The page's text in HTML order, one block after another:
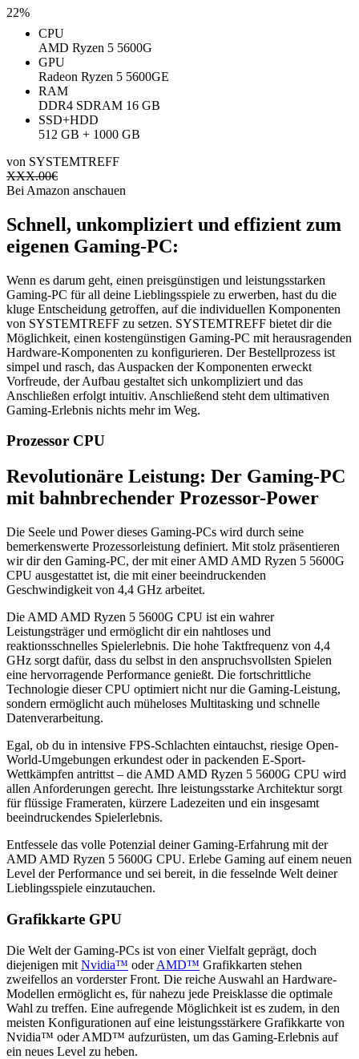
22%
CPU
AMD Ryzen 5 5600G
GPU
Radeon Ryzen 5 5600GE
RAM
‎DDR4 SDRAM ‎16 GB
SSD+HDD
512 GB + 1000 GB
von SYSTEMTREFF
XXX.00€
Bei Amazon anschauen
Schnell, unkompliziert und effizient zum
eigenen Gaming-PC:
Wenn es darum geht, einen preisgünstigen und leistungsstarken
Gaming-PC für all deine Lieblingsspiele zu erwerben, hast du die
kluge Entscheidung getroffen, auf die individuellen Komponenten
von SYSTEMTREFF zu setzen. SYSTEMTREFF bietet dir die
Möglichkeit, einen kostengünstigen Gaming-PC mit herausragenden
Hardware-Komponenten zu konfigurieren. Der Bestellprozess ist
simpel und rasch, das Auspacken der Komponenten erweckt
Vorfreude, der Aufbau gestaltet sich unkompliziert und das
Anschließen erfolgt intuitiv. Anschließend steht dem ultimativen
Gaming-Erlebnis nichts mehr im Weg.
Prozessor CPU
Revolutionäre Leistung: Der Gaming-PC
mit bahnbrechender Prozessor-Power
Die Seele und Power dieses Gaming-PCs wird durch seine
bemerkenswerte Prozessorleistung definiert. Mit stolz präsentieren
wir dir den Gaming-PC, der mit einer ‎AMD AMD Ryzen 5 5600G
CPU ausgestattet ist, die mit einer beeindruckenden
Geschwindigkeit von ‎4,4 GHz arbeitet.
Die ‎AMD AMD Ryzen 5 5600G CPU ist ein wahrer
Leistungsträger und ermöglicht dir ein nahtloses und
reaktionsschnelles Spielerlebnis. Die hohe Taktfrequenz von ‎4,4
GHz sorgt dafür, dass du selbst in den anspruchsvollsten Spielen
eine hervorragende Performance genießt. Die fortschrittliche
Technologie dieser CPU optimiert nicht nur die Gaming-Leistung,
sondern ermöglicht auch müheloses Multitasking und schnelle
Datenverarbeitung.
Egal, ob du in intensive FPS-Schlachten eintauchst, riesige Open-
World-Umgebungen erkundest oder in packenden E-Sport-
Wettkämpfen antrittst – die ‎AMD AMD Ryzen 5 5600G CPU wird
allen Anforderungen gerecht. Ihre leistungsstarke Architektur sorgt
für flüssige Frameraten, kürzere Ladezeiten und ein insgesamt
beeindruckendes Spielerlebnis.
Entfessele das volle Potenzial deiner Gaming-Erfahrung mit der
‎AMD AMD Ryzen 5 5600G CPU. Erlebe Gaming auf einem neuen
Level der Performance und sei bereit, in die fesselnde Welt deiner
Lieblingsspiele einzutauchen.
Grafikkarte GPU
Die Welt der Gaming-PCs ist von einer Vielfalt geprägt, doch
diejenigen mit Nvidia™ oderAMD™ Grafikkarten stehen
zweifellos an vorderster Front. Die reiche Auswahl an Hardware-
Modellen ermöglicht es, für nahezu jede Preisklasse die optimale
Wahl zu treffen. Eine aufregende Möglichkeit ist es zudem, in den
meisten Konfigurationen auf eine leistungsstärkere Grafikkarte von
Nvidia™ oder AMD™ aufzurüsten, um das Gaming-Erlebnis auf
ein neues Level zu heben.